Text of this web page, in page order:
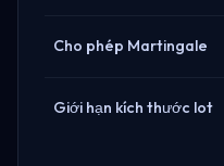
Cho phép Martingale
Giới hạn kích thước lot